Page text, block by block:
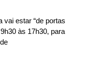
vai estar “de portas
às 17h30, para